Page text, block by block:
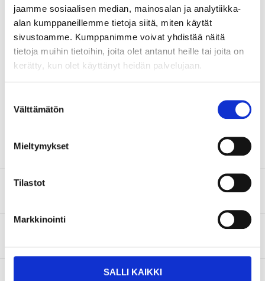
jaamme sosiaalisen median, mainosalan ja analytiikka-
alan kumppaneillemme tietoja siitä, miten käytät
sivustoamme. Kumppanimme voivat yhdistää näitä
tietoja muihin tietoihin, joita olet antanut heille tai joita on
kerätty, kun olet käyttänyt heidän palvelujaan.
valinta
Välttämätön
Mieltymykset
Tilastot
Markkinointi
SALLI KAIKKI
Danger
H314 Causes severe skin burns and eye damage.
H318 Causes serious eye damage.
Technical specifications
Volume
Safety instructions and other information